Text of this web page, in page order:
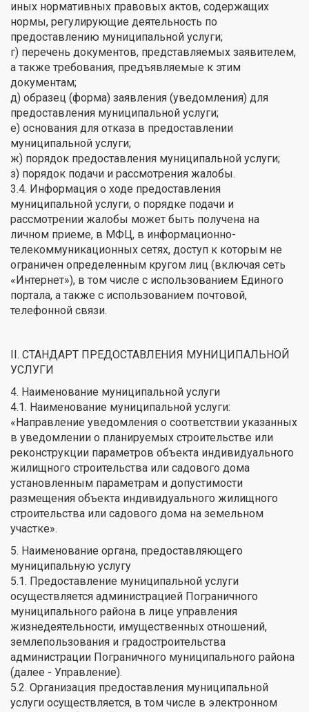
иных нормативных правовых актов, содержащих
нормы, регулирующие деятельность по
предоставлению муниципальной услуги;
г) перечень документов, представляемых заявителем,
а также требования, предъявляемые к этим
документам;
д) образец (форма) заявления (уведомления) для
предоставления муниципальной услуги;
е) основания для отказа в предоставлении
муниципальной услуги;
ж) порядок предоставления муниципальной услуги;
з) порядок подачи и рассмотрения жалобы.
3.4. Информация о ходе предоставления
муниципальной услуги, о порядке подачи и
рассмотрении жалобы может быть получена на
личном приеме, в МФЦ, в информационно-
телекоммуникационных сетях, доступ к которым не
ограничен определенным кругом лиц (включая сеть
«Интернет»), в том числе с использованием Единого
портала, а также с использованием почтовой,
телефонной связи.
II. СТАНДАРТ ПРЕДОСТАВЛЕНИЯ МУНИЦИПАЛЬНОЙ
УСЛУГИ
4. Наименование муниципальной услуги
4.1. Наименование муниципальной услуги:
«Направление уведомления о соответствии указанных
в уведомлении о планируемых строительстве или
реконструкции параметров объекта индивидуального
жилищного строительства или садового дома
установленным параметрам и допустимости
размещения объекта индивидуального жилищного
строительства или садового дома на земельном
участке».
5. Наименование органа, предоставляющего
муниципальную услугу
5.1. Предоставление муниципальной услуги
осуществляется администрацией Пограничного
муниципального района в лице управления
жизнедеятельности, имущественных отношений,
землепользования и градостроительства
администрации Пограничного муниципального района
(далее - Управление).
5.2. Организация предоставления муниципальной
услуги осуществляется, в том числе в электронном